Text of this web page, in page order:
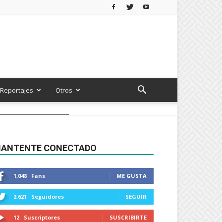
Reportajes Otros
CONECTADO
1,048 Fans ME GUSTA
2,621 Seguidores SEGUIR
12 Suscriptores SUSCRIBIRTE